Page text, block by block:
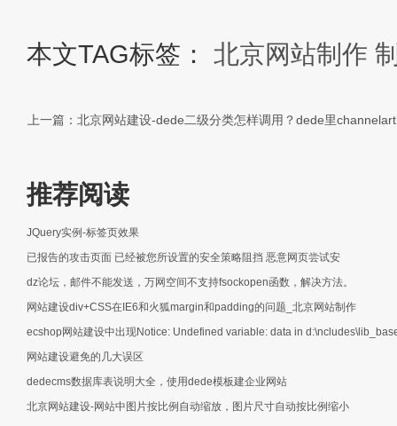
本文TAG标签： 北京网站制作
上一篇：北京网站建设-dede二级分类怎样调用？dede里
推荐阅读
JQuery实例-标签页效果
已报告的攻击页面 已经被您所设置的安全策略阻挡 恶意网页尝试安
dz论坛，邮件不能发送，万网空间不支持fsockopen函数，解决方法。
网站建设div+CSS在IE6和火狐margin和padding的问题_北京网站制作
ecshop网站建设中出现Notice: Undefined variable: data in
网站建设避免的几大误区
dedecms数据库表说明大全，使用dede模板建企业网站
北京网站建设-网站中图片按比例自动缩放，图片尺寸自动按比例缩小